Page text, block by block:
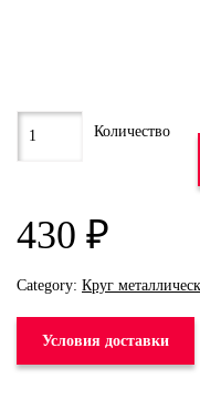
430 ₽
Category: Круг
Условия доставки